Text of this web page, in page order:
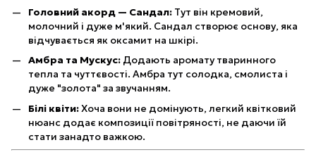
Головний акорд — Сандал: Тут він кремовий,
молочний і дуже м'який. Сандал створює основу, яка
відчувається як оксамит на шкірі.
Амбра та Мускус: Додають аромату тваринного
тепла та чуттєвості. Амбра тут солодка, смолиста і
дуже "золота" за звучанням.
Білі квіти:Хоча вони не домінують, легкий квітковий
нюанс додає композиції повітряності, не даючи їй
стати занадто важкою.